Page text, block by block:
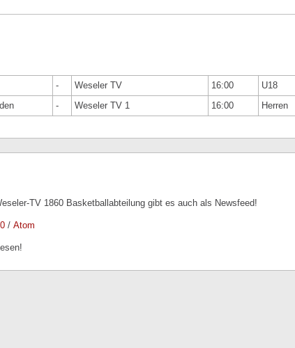
- Weseler TV 16:00
U18
- Weseler TV 1 16:00 Herren
TV 1860 Basketballabteilung gibt es auch als Newsfeed!
/ Atom